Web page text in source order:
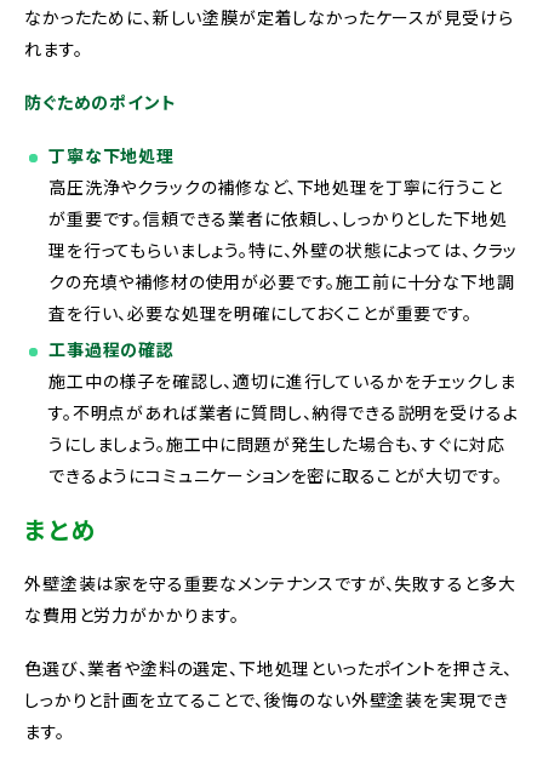
なかったために、新しい塗膜が定着しなかったケースが見受けら
れます。
防ぐためのポイント
丁寧な下地処理
高圧洗浄やクラックの補修など、下地処理を丁寧に行うこと
が重要です。信頼できる業者に依頼し、しっかりとした下地処
理を行ってもらいましょう。特に、外壁の状態によっては、クラッ
クの充填や補修材の使用が必要です。施工前に十分な下地調
査を行い、必要な処理を明確にしておくことが重要です。
工事過程の確認
施工中の様子を確認し、適切に進行しているかをチェックしま
す。不明点があれば業者に質問し、納得できる説明を受けるよ
うにしましょう。施工中に問題が発生した場合も、すぐに対応
できるようにコミュニケーションを密に取ることが大切です。
まとめ
外壁塗装は家を守る重要なメンテナンスですが、失敗すると多大
な費用と労力がかかります。
色選び、業者や塗料の選定、下地処理といったポイントを押さえ、
しっかりと計画を立てることで、後悔のない外壁塗装を実現でき
ます。